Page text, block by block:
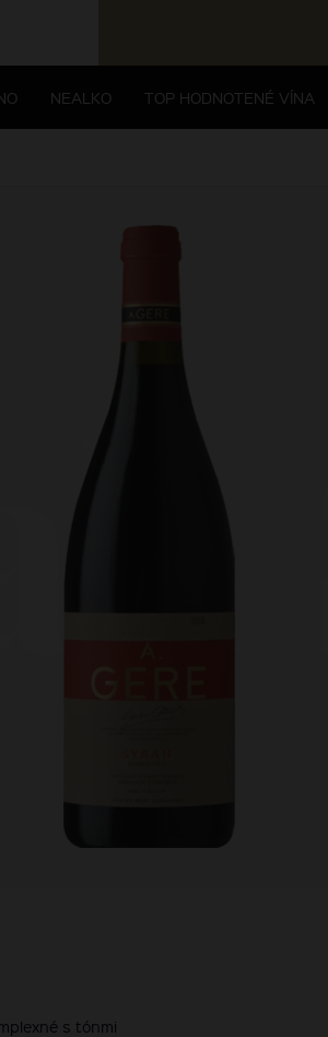
NEALKO TOP HODNOTENÉ VÍNA
s tónmi